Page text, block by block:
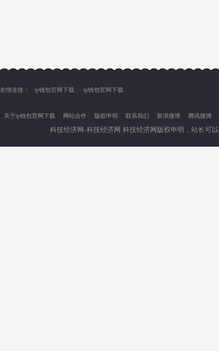
友情连接： tp钱包官网下载 tp钱包官网下载
关于tp钱包官网下载 网站合作 版权申明 联系我们 新浪微博 腾讯微博
科技经济网-科技经济网 科技经济网版权申明，站长